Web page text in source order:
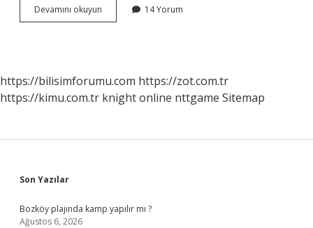
Devamını okuyun
I
14 Yorum
https://bilisimforumu.com https://zot.com.tr
https://kimu.com.tr knight online nttgame Sitemap
Sidebar
Son Yazılar
Bozköy plajında kamp yapılır mı ?
Ağustos 6, 2026